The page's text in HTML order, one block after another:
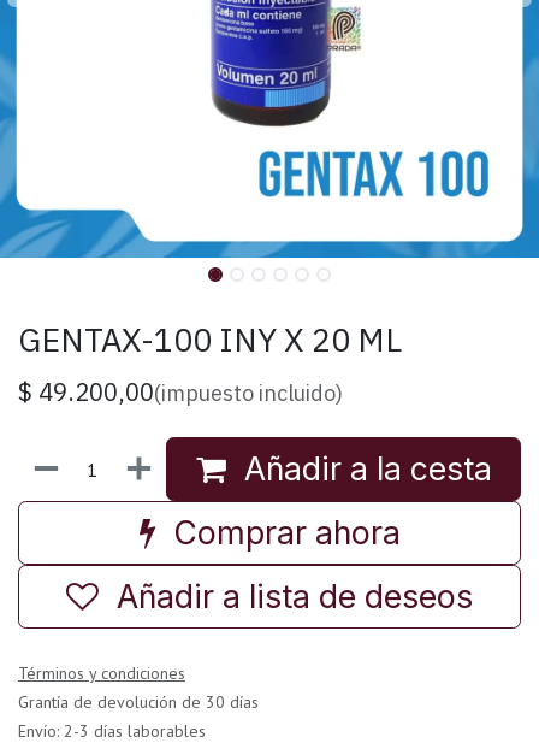
GENTAX-100 INY X 20 ML
$ 49.200,00(impuesto incluido)
Añadir a la cesta
Comprar ahora
Añadir a lista de deseos
Términos y condiciones
Grantía de devolución de 30 días
Envío: 2-3 días laborables